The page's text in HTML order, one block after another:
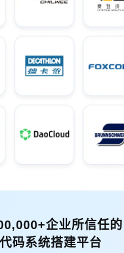
企业所信任的
码系统搭建平台